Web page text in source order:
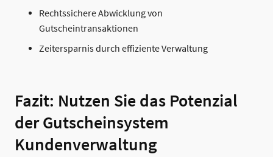
Rechtssichere Abwicklung von
Gutscheintransaktionen
Zeitersparnis durch effiziente Verwaltung
Fazit: Nutzen Sie das Potenzial
der Gutscheinsystem
Kundenverwaltung